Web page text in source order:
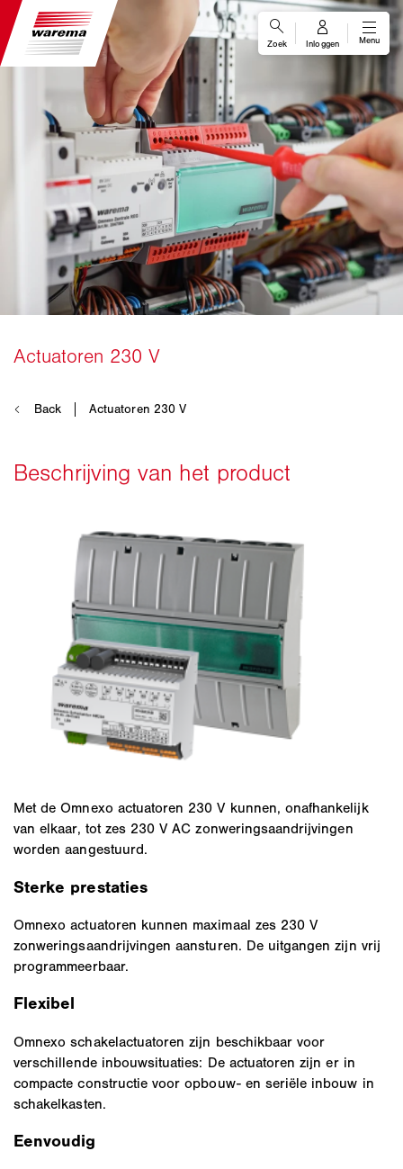
Met de Omnexo actuatoren 230 V kunnen, onafhankelijk
van elkaar, tot zes 230 V AC zonweringsaandrijvingen
worden aangestuurd.
Sterke prestaties
Omnexo actuatoren kunnen maximaal zes 230 V
zonweringsaandrijvingen aansturen. De uitgangen zijn vrij
programmeerbaar.
Flexibel
Omnexo schakelactuatoren zijn beschikbaar voor
verschillende inbouwsituaties: De actuatoren zijn er in
compacte constructie voor opbouw- en seriële inbouw in
schakelkasten.
Eenvoudig